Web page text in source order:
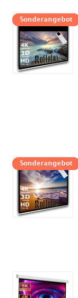
Sonderangebot
Sonderangebot